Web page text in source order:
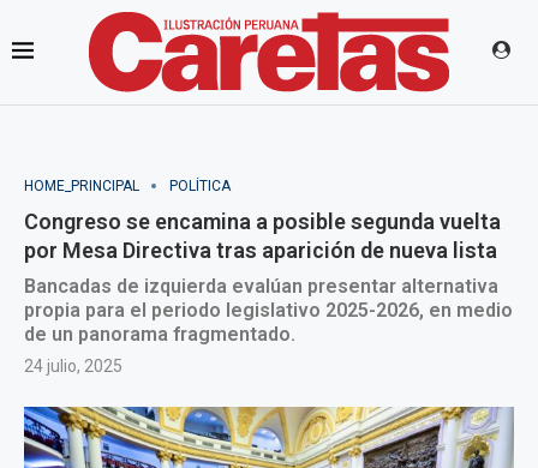
HOME_PRINCIPAL POLÍTICA
Congreso se encamina a posible segunda vuelta
por Mesa Directiva tras aparición de nueva lista
Bancadas de izquierda evalúan presentar alternativa
propia para el periodo legislativo 2025-2026, en medio
de un panorama fragmentado.
24 julio, 2025